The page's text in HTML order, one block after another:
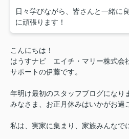
日々学びながら、皆さんと一緒に
に頑張ります！
こんにちは！
はうすナビ エイチ・マリー株式会
サポートの伊藤です。
年明け最初のスタッフブログになり
みなさま、お正月休みはいかがお過
私は、実家に集まり、家族みんなで